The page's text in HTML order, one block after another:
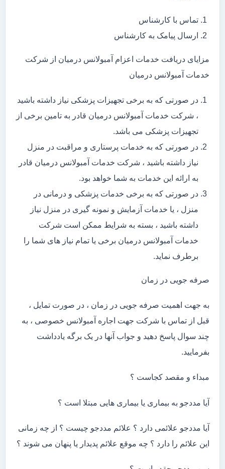
تماس با کارشناس
ارسال پیامک به کارشناس
مزایای دریافت خدمات اعزام آمبولانس درمیان از شرکت
خدمات آمبولانس درمیان
در صورتی که به برخی تجهیزات پزشکی نیاز داشته باشید
، شرکت خدمات آمبولانس درمیان قادر به تامین برخی از
تجهیزات پزشکی می باشد.
در صورتی که به خدمات پرستاری و مراقبت در منزل
نیاز داشته باشید ، شرکت خدمات آمبولانس درمیان قادر
به ارائه این خدمات به شما خواهد بود.
در صورتی که به برخی خدمات پزشکی و درمانی در
منزل ، یا خدمات آزمایش و نمونه گیری در منزل نیاز
داشته باشید ، بسته به شرایط ممکن است شرکت
خدمات آمبولانس درمیان برخی یا تمام نیاز های شما را
برطرف نماید.
صرفه جویی در زمان
به جهت اهمیت صرفه جویی در زمان ، در صورت تمایل ،
قبل از تماس با شرکت جهت اجاره آمبولانس خصوصی ، به
چند سوال پاسخ دهید و جواب آنها در یک برگه یادداشت
بفرمایید.
مبداء و مقصد کجاست ؟
آیا مددجو به بیماری یا بیماری هایی مبتلا است ؟
آیا مددجو علائمی دارد ؟ علائم مددجو چیست ؟ از چه زمانی
این علائم را دارد ؟ چه موقع علائم پدیدار یا پنهان می شوند ؟